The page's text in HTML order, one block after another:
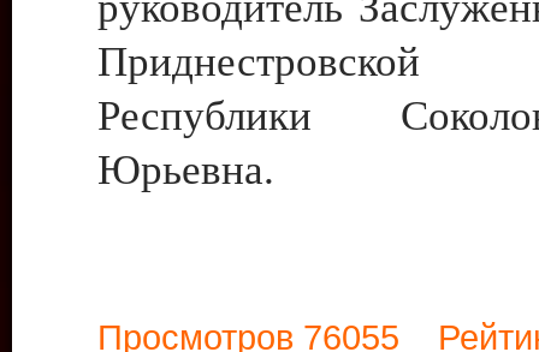
Приднестровской
Республики
Юрьевна.
Просмотров 76055